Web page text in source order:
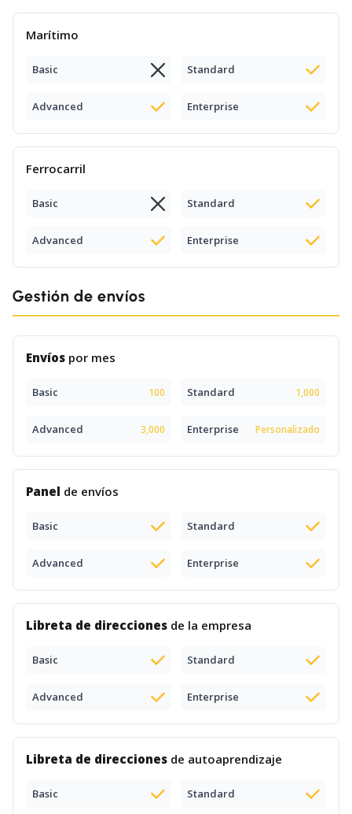
Marítimo
Basic Standard
Advanced Enterprise
Ferrocarril
Basic Standard
Advanced Enterprise
Gestión de envíos
Envíos por mes
Basic 100 Standard 1,000
Advanced 3,000 Enterprise Personalizado
Panel de envíos
Basic Standard
Advanced Enterprise
Libreta de direcciones de la empresa
Basic Standard
Advanced Enterprise
Libreta de direcciones de autoaprendizaje
Basic Standard